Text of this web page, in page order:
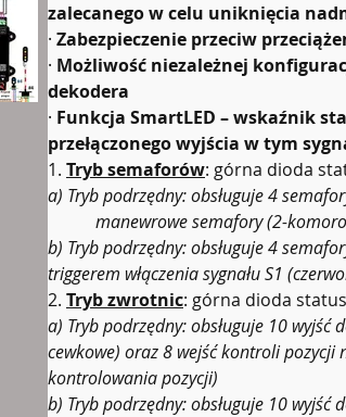
zalecanego w celu uniknięcia
· Zabezpieczenie przeciw
· Możliwość niezależnej
dekodera
· Funkcja SmartLED – wskaźnik
przełączonego wyjścia w tym
1. Tryb semaforów: górna dioda
a) Tryb podrzędny: obsługuje 4
manewrowe semafory (2-
b) Tryb podrzędny: obsługuje 4
triggerem włączenia sygnału S1
2. Tryb zwrotnic: górna dioda
a) Tryb podrzędny: obsługuje 10
cewkowe) oraz 8 wejść kontroli
kontrolowania pozycji)
b) Tryb podrzędny: obsługuje 10